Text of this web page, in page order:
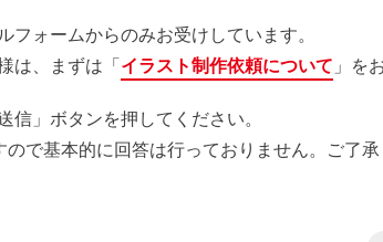
ォームからのみお受けしています。
は、まずは「イラスト制作依頼について 」を
」ボタンを押してください。
で基本的に回答は行っておりません。ご了承